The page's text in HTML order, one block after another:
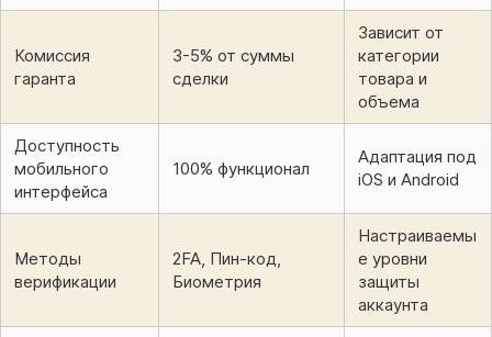
Комиссия
гаранта
3-5% от суммы
сделки
Зависит от
категории
товара и
объема
Доступность
мобильного
интерфейса
100% функционал
Адаптация под
iOS и Android
Методы
верификации
2FA, Пин-код,
Биометрия
Настраиваемы
е уровни
защиты
аккаунта